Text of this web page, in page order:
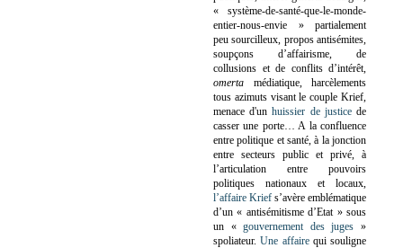
« système-de-santé-que-le-monde-
entier-nous-envie » partialement
peu sourcilleux, propos antisémites,
soupçons d’affairisme, de
collusions et de conflits d’intérêt,
omerta médiatique, harcèlements
tous azimuts visant le couple Krief,
menace d'unhuissier de justicede
casser une porte… A la confluence
entre politique et santé, à la jonction
entre secteurs public et privé, à
l’articulation entre pouvoirs
politiques nationaux et locaux,
l’affaire Krief s’avère emblématique
d’un « antisémitisme d’Etat » sous
un «gouvernement des juges »
spoliateur.Une affairequi souligne